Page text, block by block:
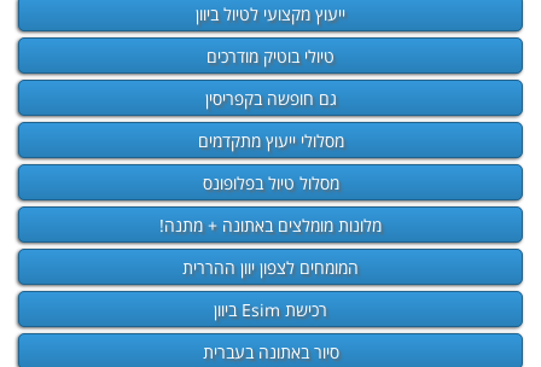
ייעוץ מקצועי לטיול ביוון
טיולי בוטיק מודרכים
גם חופשה בקפריסין
מסלולי ייעוץ מתקדמים
מסלול טיול בפלופונס
מלונות מומלצים באתונה + מתנה!
המומחים לצפון יוון ההררית
רכישת Esim ביוון
סיור באתונה בעברית